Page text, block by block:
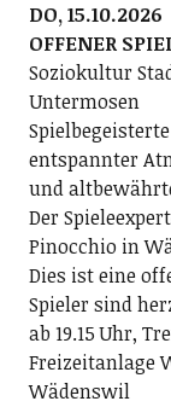
DO, 15.10.2026
OFFENER
Soziokultur
Untermosen
entspannter
und
Der
Pinocchio in
Dies ist eine
Spieler sind
ab 19.15 Uhr,
Freizeitanlage
Wädenswil